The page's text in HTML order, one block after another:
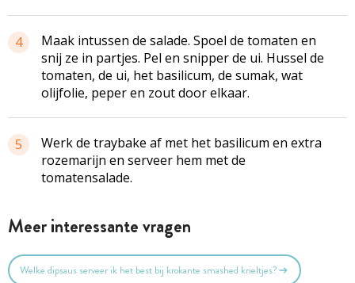
4
Maak intussen de salade. Spoel de tomaten en
snij ze in partjes. Pel en snipper de ui. Hussel de
tomaten, de ui, het basilicum, de sumak, wat
olijfolie, peper en zout door elkaar.
5
Werk de traybake af met het basilicum en extra
rozemarijn en serveer hem met de
tomatensalade.
Meer interessante vragen
Welke dipsaus serveer ik het best bij krokante smashed krieltjes?